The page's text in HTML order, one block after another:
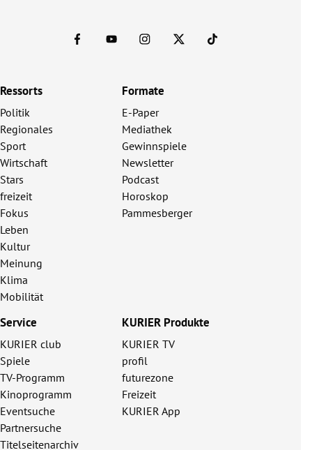
Ressorts
Politik
Regionales
Sport
Wirtschaft
Stars
freizeit
Fokus
Leben
Kultur
Meinung
Klima
Mobilität
Formate
E-Paper
Mediathek
Gewinnspiele
Newsletter
Podcast
Horoskop
Pammesberger
Service
KURIER club
Spiele
TV-Programm
Kinoprogramm
Eventsuche
Partnersuche
Titelseitenarchiv
KURIER Produkte
KURIER TV
profil
futurezone
Freizeit
KURIER App